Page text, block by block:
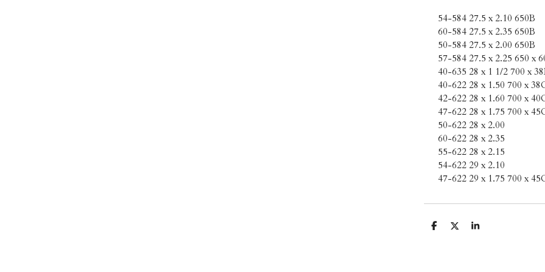
54-584 27.5 x 2.10 650B
60-584 27.5 x 2.35 650B
50-584 27.5 x 2.00 650B
57-584 27.5 x 2.25 650 x
40-635 28 x 1 1/2 700 x
40-622 28 x 1.50 700 x
42-622 28 x 1.60 700 x
47-622 28 x 1.75 700 x
50-622 28 x 2.00
60-622 28 x 2.35
55-622 28 x 2.15
54-622 29 x 2.10
47-622 29 x 1.75 700 x
D
D
S